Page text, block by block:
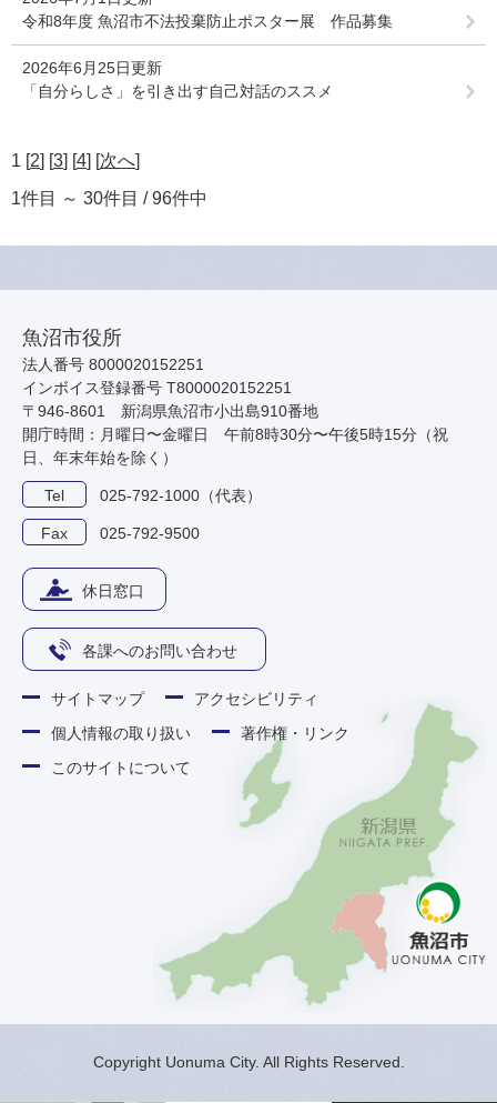
令和8年度 魚沼市不法投棄防止ポスター展 作品募集
2026年6月25日更新
「自分らしさ」を引き出す自己対話のススメ
1 [2] [3] [4] [次へ]
1件目 ～ 30件目 / 96件中
魚沼市役所
法人番号 8000020152251
インボイス登録番号 T8000020152251
〒946-8601 新潟県魚沼市小出島910番地
開庁時間：月曜日〜金曜日 午前8時30分〜午後5時15分（祝
日、年末年始を除く）
Tel 025-792-1000（代表）
Fax 025-792-9500
休日窓口
各課へのお問い合わせ
サイトマップ
アクセシビリティ
個人情報の取り扱い
著作権・リンク
このサイトについて
Copyright Uonuma City. All Rights Reserved.